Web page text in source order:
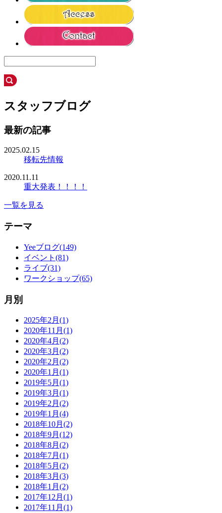
スタッフブログ
最新の記事
2025.02.15
移転先情報
2020.11.11
重大発表！！！！
一覧を見る
テーマ
Yeeブログ(149)
イベント(81)
ライブ(31)
ワークショップ(65)
月別
2025年2月(1)
2020年11月(1)
2020年4月(2)
2020年3月(2)
2020年2月(2)
2020年1月(1)
2019年5月(1)
2019年3月(1)
2019年2月(2)
2019年1月(4)
2018年10月(2)
2018年9月(12)
2018年8月(2)
2018年7月(1)
2018年5月(2)
2018年3月(3)
2018年1月(2)
2017年12月(1)
2017年11月(1)